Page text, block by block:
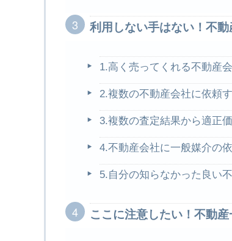
利用しない手はない！不
1.高く売ってくれる不動産
2.複数の不動産会社に依頼
3.複数の査定結果から適正
4.不動産会社に一般媒介の
5.自分の知らなかった良い
ここに注意したい！不動